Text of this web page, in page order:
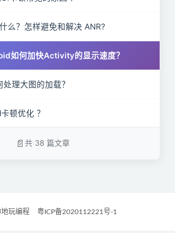
么？怎样避免和解决 ANR?
如何加快Activity的显示速度？
理大图的加载？
顿优化 ？
网络优化 ？共 38 篇文章
地玩编程 粤ICP备2020112221号-1